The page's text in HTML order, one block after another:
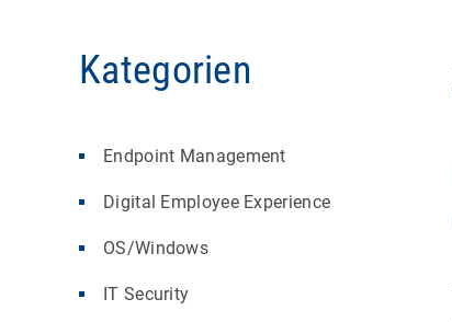
Kategorien
Endpoint Management
Digital Employee Experience
OS/Windows
IT Security